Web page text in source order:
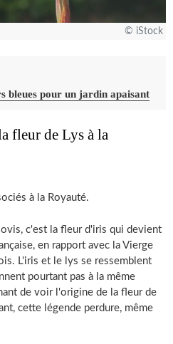
© iStock
bleues pour un jardin apaisant
fleur de Lys à la
à la Royauté.
c'est la fleur d'iris qui devient
en rapport avec la Vierge
L'iris et le lys se ressemblent
pourtant pas à la même
de voir l'origine de la fleur de
cette légende perdure, même